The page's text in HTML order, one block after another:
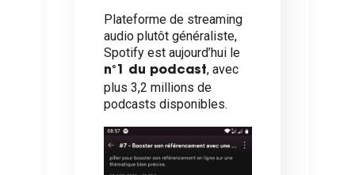
Plateforme de streaming
audio plutôt généraliste,
Spotify est aujourd’hui le
n°1 du podcast, avec
plus 3,2 millions de
podcasts disponibles.